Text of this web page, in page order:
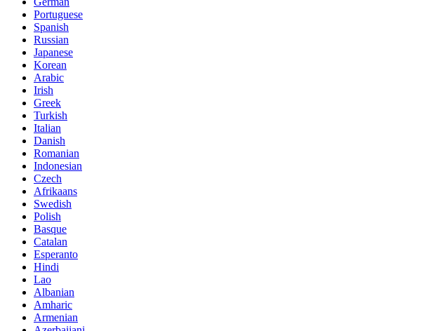
Portuguese
Spanish
Russian
Japanese
Korean
Arabic
Irish
Greek
Turkish
Italian
Danish
Romanian
Indonesian
Czech
Afrikaans
Swedish
Polish
Basque
Catalan
Esperanto
Hindi
Lao
Albanian
Amharic
Armenian